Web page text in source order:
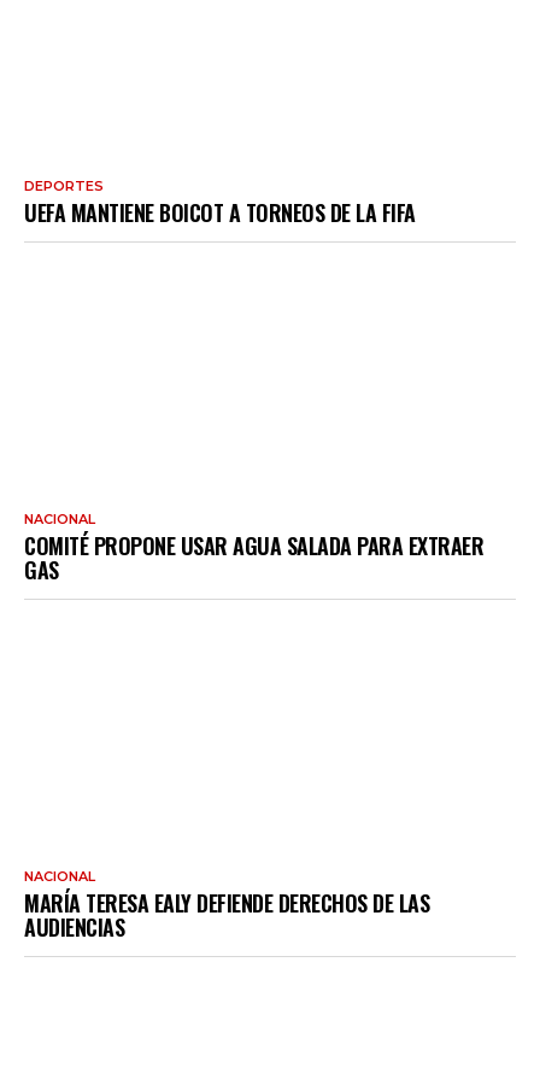
DEPORTES
UEFA MANTIENE BOICOT A TORNEOS DE LA FIFA
NACIONAL
COMITÉ PROPONE USAR AGUA SALADA PARA EXTRAER
GAS
NACIONAL
MARÍA TERESA EALY DEFIENDE DERECHOS DE LAS
AUDIENCIAS